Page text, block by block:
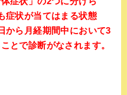
症状が当てはまる状態
から月経期間中において3
とで診断がなされます。